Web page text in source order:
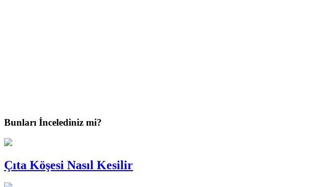
Bunları İncelediniz mi?
Çıta Köşesi Nasıl Kesilir